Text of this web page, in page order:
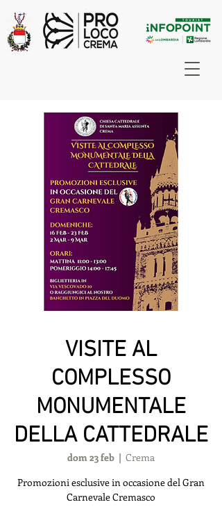
VISITE AL
COMPLESSO
MONUMENTALE
DELLA CATTEDRALE
dom 23 feb
  |
Crema
Promozioni esclusive in occasione del Gran
Carnevale Cremasco